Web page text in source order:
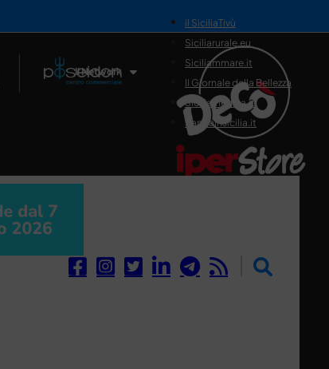
Il Network
il SiciliaTivù
Siciliarurale.eu
Siciliammare.it
Il Giornale della Bellezza
Siciliamedica.it
Sanitainsicilia.it